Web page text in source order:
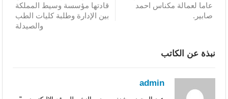
عاما لعمالة مكناس احمد
صابير.
قادتها مؤسسة وسيط المملكة
بين الإدارة وطلبة كليات الطب
والصيدلة
نبذة عن الكاتب
admin